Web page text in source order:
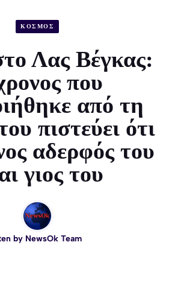
ΚΟΣΜΟΣ
Λας Βέγκας:
που
από τη
πιστεύει ότι
αδερφός του
γιος του
by NewsOk Team